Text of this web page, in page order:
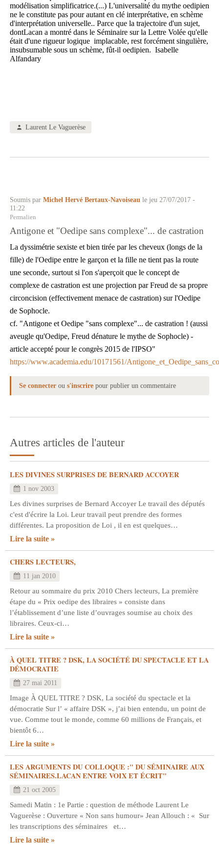
modélisation simplificatrice.(...) L'universalité du mythe oedipien
ne le constitute pas pour autant en clé interprétative, en schème
d'interprétation universelle.. Parce que la trajectoire d'un sujet,
dontLacan a montré dans le Séminaire sur la Lettre Volée qu'elle
était d'une rigueur logique implacable, rest forcément singulière,
insubsumable sous un schème, fût-il oedipien. Isabelle
Alfandary
Laurent Le Vaguerèse
Soumis par Michel Hervé Bertaux-Navoiseau le jeu 27/07/2017 -
11:22
Permalien
Antigone et "Oedipe sans complexe"... de castration
La dyssimétrie sexiste et bien tirée par les cheveux (longs de la
fille) de l'Oedipe entre le garçon et la fille ne tient pas la route
une seconde, surtout si l'on s'aperçoit que le concept de
complexe de castration est une projection par Freud de sa propre
circoncision (effectivement menace de castration) sur l'Oedipe
de Sophocle.
cf. "Antigone et Oedipe "sans complexe"... de castration ! (aussi
aveugle qu'Oedipe, Freud dénature le mythe de Sophocle) -
article accepté pour le congrès 2015 de l'IPSO"
https://www.academia.edu/10171561/
Se connecter ou s'inscrire pour publier un commentaire
Autres articles de l'auteur
LES DIVINES SURPRISES DE BERNARD ACCOYER
1 nov 2003
Les divines surprises de Bernard Accoyer Le travail des députés
c'est d'écrire la Loi. Leur travail peut prendre des formes
différentes. La proposition de Loi , il en est quelques…
Lire la suite
CHERS LECTEURS,
11 jan 2010
Retour au sommaire du prix 2010 Chers lecteurs, La première
étape du « Prix oedipe des libraires » consiste dans
l’établissement d’une liste d’ouvrages soumise au choix des
libraires. Ceux-ci…
Lire la suite
À QUEL TITRE ? DSK, LA SOCIÉTÉ DU SPECTACLE ET LA
DÉMOCRATIE
27 mai 2011
Image À QUEL TITRE ? DSK, La société du spectacle et la
démocratie Sur l’ « affaire DSK », j’ai bien entendu, un point de
vue. Comme tout le monde, comme 60 millions de Français, et
bientôt 6…
Lire la suite
LES ARGUMENTS DU COLLOQUE :" DU SÉMINAIRE AUX
SÉMINAIRES.LACAN ENTRE VOIX ET ÉCRIT"
21 oct 2005
Samedi Matin : 1e Partie : question de méthode Laurent Le
Vaguerèse : Ouverture « Non sans humour» Jean Allouch : « Sur
les transcriptions des séminaires et…
Lire la suite